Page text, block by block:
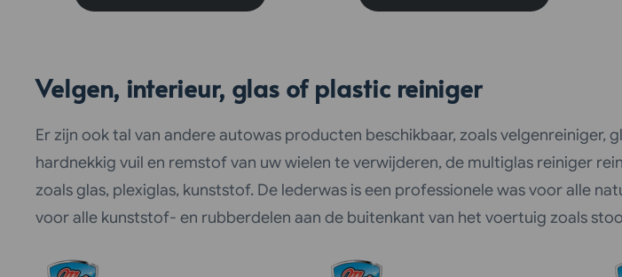
Velgen, interieur, glas of plastic reiniger
Er zijn ook tal van andere autowas producten beschikbaar, zoals
hardnekkig vuil en remstof van uw wielen te verwijderen, de multiglas reiniger
zoals glas, plexiglas, kunststof. De lederwas is een professionele was voor alle
voor alle kunststof- en rubberdelen aan de buitenkant van het voertuig zoals